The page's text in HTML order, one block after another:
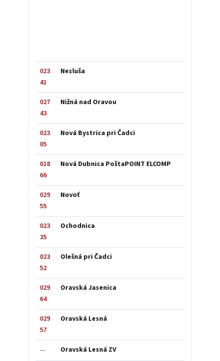
023
41
Nesluša
027
43
Nižná nad Oravou
023
05
Nová Bystrica pri Čadci
018
66
Nová Dubnica PoštaPOINT ELCOMP
029
55
Novoť
023
35
Ochodnica
023
52
Olešná pri Čadci
029
64
Oravská Jasenica
029
57
Oravská Lesná
— Oravská Lesná ZV